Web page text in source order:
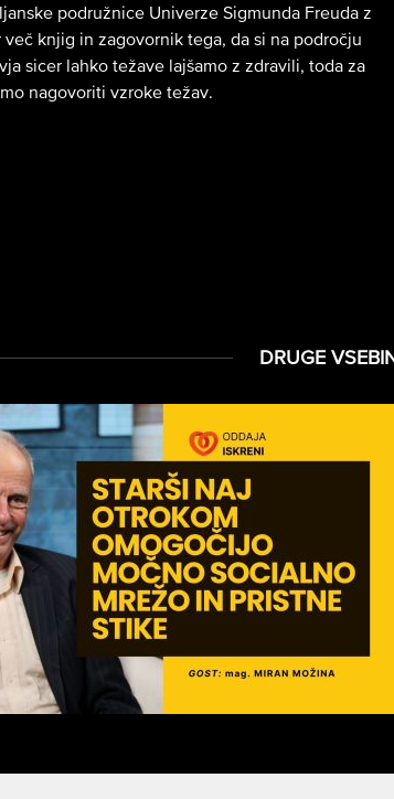
podružnice Univerze Sigmunda Freuda z
več knjig in zagovornik tega, da si na področju
sicer lahko težave lajšamo z zdravili, toda za
nagovoriti vzroke težav.
DRUGE